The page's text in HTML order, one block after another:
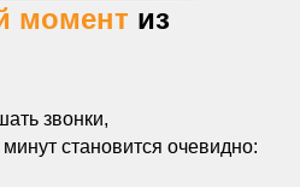
момент из
звонки,
становится очевидно: